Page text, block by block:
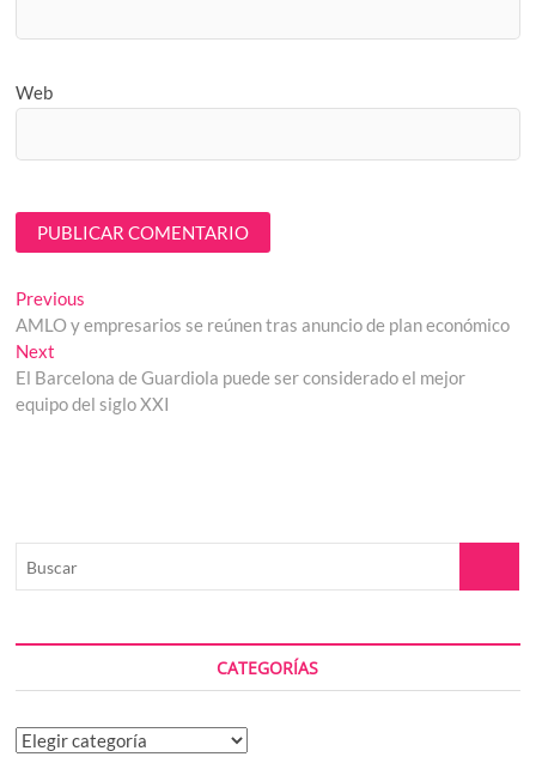
Web
Navegación
de
entradas
Previous
post:
AMLO y empresarios se reúnen tras anuncio de plan económico
Next
post:
El Barcelona de Guardiola puede ser considerado el mejor
equipo del siglo XXI
CATEGORÍAS
Categorías